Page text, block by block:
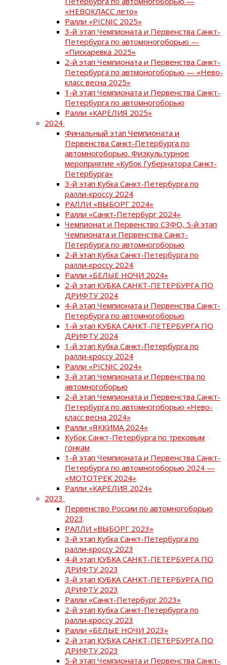
«НЕВОКЛАСС лето»
Ралли «PICNIC 2025»
3-й этап Чемпионата и Первенства Санкт-
Петербурга по автомоногоборью —
«Пискаревка 2025»
2-й этап Чемпионата и Первенства Санкт-
Петербурга по автмоногоборью — «Нево-
класс весна 2025»
1-й этап Чемпионата и Первенства Санкт-
Петербурга по автомногоборью
Ралли «КАРЕЛИЯ 2025»
2024
Финальный этап Чемпионата и
Первенства Санкт-Петербурга по
автомногоборью. Физкультурное
мероприятие «Кубок Губернатора Санкт-
Петербурга»
3-й этап Кубка Санкт-Петербурга по
ралли-кроссу 2024
РАЛЛИ «ВЫБОРГ 2024»
Ралли «Санкт-Петербург 2024»
Чемпионат и Первенство СЗФО, 5-й этап
Чемпионата и Первенства Санкт-
Петербурга по автомногоборью
2-й этап Кубка Санкт-Петербурга по
ралли-кроссу 2024
Ралли «БЕЛЫЕ НОЧИ 2024»
2-й этап КУБКА САНКТ-ПЕТЕРБУРГА ПО
ДРИФТУ 2024
4-й этап Чемпионата и Первенства Санкт-
Петербурга по автомногоборью
1-й этап КУБКА САНКТ-ПЕТЕРБУРГА ПО
ДРИФТУ 2024
1-й этап Кубка Санкт-Петербурга по
ралли-кроссу 2024
Ралли «PICNIC 2024»
3-й этап Чемпионата и Первенства по
автомногоборью
2-й этап Чемпионата и Первенства Санкт-
Петербурга по автомногоборью «Нево-
класс весна 2024»
Ралли «ЯККИМА 2024»
Кубок Санкт-Петербурга по трековым
гонкам
1-й этап Чемпионата и Первенства Санкт-
Петербурга по автомногоборью 2024 —
«МОТОТРЕК 2024»
Ралли «КАРЕЛИЯ 2024»
2023
Первенство России по автомногоборью
2023
РАЛЛИ «ВЫБОРГ 2023»
3-й этап Кубка Санкт-Петербурга по
ралли-кроссу 2023
4-й этап КУБКА САНКТ-ПЕТЕРБУРГА ПО
ДРИФТУ 2023
3-й этап КУБКА САНКТ-ПЕТЕРБУРГА ПО
ДРИФТУ 2023
Ралли «Санкт-Петербург 2023»
2-й этап Кубка Санкт-Петербурга по
ралли-кроссу 2023
Ралли «БЕЛЫЕ НОЧИ 2023»
2-й этап КУБКА САНКТ-ПЕТЕРБУРГА ПО
ДРИФТУ 2023
5-й этап Чемпионата и Первенства Санкт-